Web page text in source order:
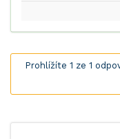
Prohlížíte 1 ze 1